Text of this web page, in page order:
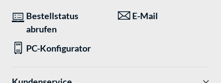
Bestellstatus
abrufen
E-Mail
PC-Konfigurator